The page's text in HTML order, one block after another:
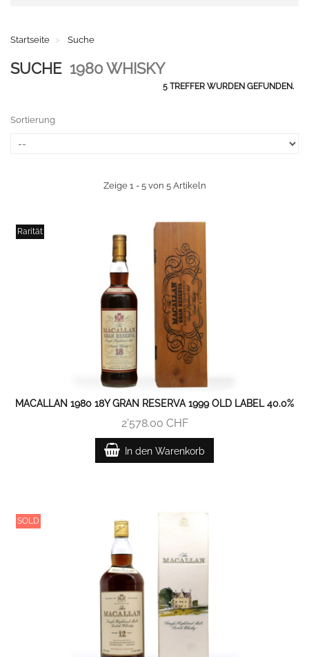
Startseite Suche
SUCHE 1980 WHISKY
5 TREFFER WURDEN GEFUNDEN.
Sortierung
Zeige 1 - 5 von 5 Artikeln
Rarität
MACALLAN 1980 18Y GRAN RESERVA 1999 OLD LABEL 40.0%
2'578.00 CHF
In den Warenkorb
SOLD